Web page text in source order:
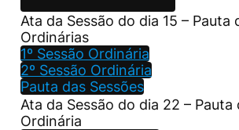
Ata da Sessão do dia 15 – Pauta
Ordinárias
1º Sessão Ordinária
2º Sessão Ordinária
Pauta das Sessões
Ata da Sessão do dia 22 – Pauta
Ordinária